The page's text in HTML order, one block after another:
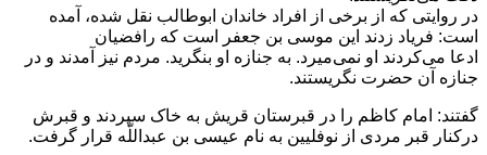
در روایتی که از برخی از افراد خاندان ابوطالب نقل شده، آمده
است: فریاد زدند این موسی بن جعفر است که رافضیان
ادعا می‌کردند او نمی‌میرد. به جنازه او بنگرید. مردم نیز آمدند و در
جنازه آن حضرت نگریستند.
گفتند: امام کاظم را در قبرستان قریش به خاک سپردند و قبرش
درکنار قبر مردی از نوفلیین به نام عیسی بن عبداللَّه قرار گرفت.